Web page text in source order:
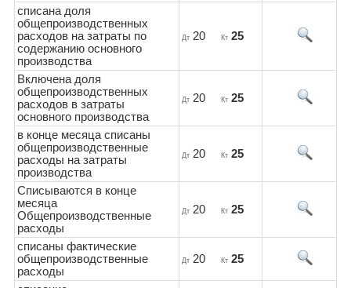
списана доля
общепроизводственных
расходов на затраты по
содержанию основного
производства
Дт20 Кт 25
Включена доля
общепроизводственных
расходов в затраты
основного производства
Дт20 Кт 25
в конце месяца списаны
общепроизводственные
расходы на затраты
производства
Дт20 Кт 25
Списываются в конце
месяца
Общепроизводственные
расходы
Дт20 Кт 25
списаны фактические
общепроизводственные
расходы
Дт20 Кт 25